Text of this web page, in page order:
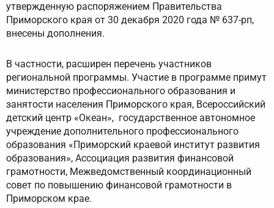
утвержденную распоряжением Правительства
Приморского края от 30 декабря 2020 года № 637-рп,
внесены дополнения.
В частности, расширен перечень участников
региональной программы. Участие в программе примут
министерство профессионального образования и
занятости населения Приморского края, Всероссийский
детский центр «Океан», государственное автономное
учреждение дополнительного профессионального
образования «Приморский краевой институт развития
образования», Ассоциация развития финансовой
грамотности, Межведомственный координационный
совет по повышению финансовой грамотности в
Приморском крае.